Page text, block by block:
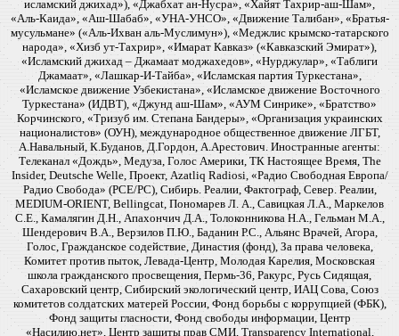
исламский джихад»), «Джабхат ан-Нусра», «Хайят Тахрир-аш-Шам»,
«Аль-Каида», «Аш-Шабаб», «УНА-УНСО», «Движение Талибан», «Братья-
мусульмане» («Аль-Ихван аль-Муслимун»), «Меджлис крымско-татарского
народа», «Хизб ут-Тахрир», «Имарат Кавказ» («Кавказский Эмират»),
«Исламский джихад – Джамаат моджахедов», «Нурджулар», «Таблиги
Джамаат», «Лашкар-И-Тайба», «Исламская партия Туркестана»,
«Исламское движение Узбекистана», «Исламское движение Восточного
Туркестана» (ИДВТ), «Джунд аш-Шам», «АУМ Синрике», «Братство»
Корчинского, «Тризуб им. Степана Бандеры», «Организация украинских
националистов» (ОУН), международное общественное движение ЛГБТ,
А.Навальный, К.Буданов, Д.Гордон, А.Арестович. Иностранные агенты:
Телеканал «Дождь», Медуза, Голос Америки, ТК Настоящее Время, The
Insider, Deutsche Welle, Проект, Azatliq Radiosi, «Радио Свободная Европа/
Радио Свобода» (PCE/PC), Сибирь. Реалии, Фактограф, Север. Реалии,
MEDIUM-ORIENT, Bellingcat, Пономарев Л. А., Савицкая Л.А., Маркелов
С.Е., Камалягин Д.Н., Апахончич Д.А., Толоконникова Н.А., Гельман М.А.,
Шендерович В.А., Верзилов П.Ю., Баданин Р.С., Альянс Врачей, Агора,
Голос, Гражданское содействие, Династия (фонд), За права человека,
Комитет против пыток, Левада-Центр, Молодая Карелия, Московская
школа гражданского просвещения, Пермь-36, Ракурс, Русь Сидящая,
Сахаровский центр, Сибирский экологический центр, ИАЦ Сова, Союз
комитетов солдатских матерей России, Фонд борьбы с коррупцией (ФБК),
Фонд защиты гласности, Фонд свободы информации, Центр
«Насилию.нет», Центр защиты прав СМИ, Transparency International,